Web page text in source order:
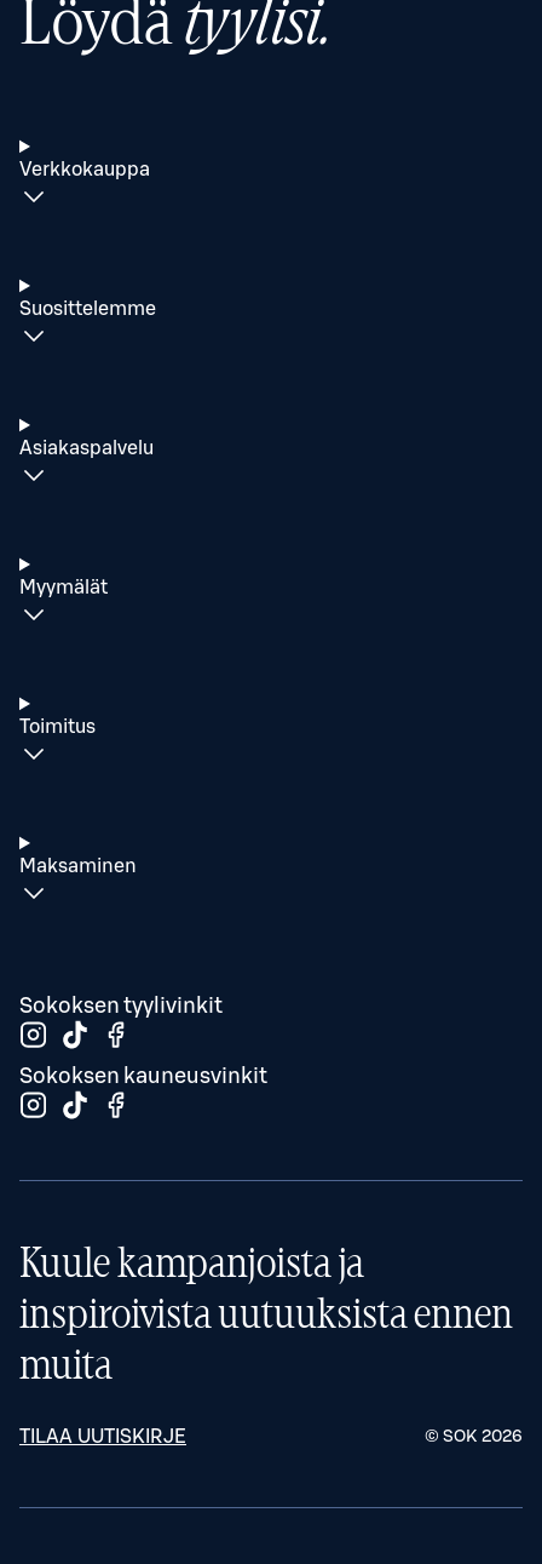
Löydätyylisi.
Verkkokauppa
Suosittelemme
Asiakaspalvelu
Myymälät
Toimitus
Maksaminen
Sokoksen tyylivinkit
Sokoksen kauneusvinkit
Kuule kampanjoista ja
inspiroivista uutuuksista ennen
muita
TILAA UUTISKIRJE © SOK 2026